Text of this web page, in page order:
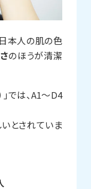
本人の肌の色
のほうが清潔
では、A1〜D4
とされていま